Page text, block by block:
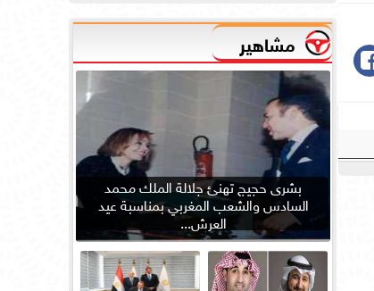
مشاهير
بشرى حجيج تهنئ جلالة الملك محمد
السادس والشعب المغربي بمناسبة عيد
العرش...